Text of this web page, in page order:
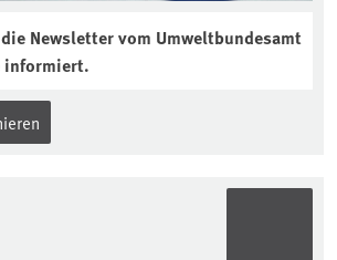
Newsletter vom Umweltbundesamt
informiert.